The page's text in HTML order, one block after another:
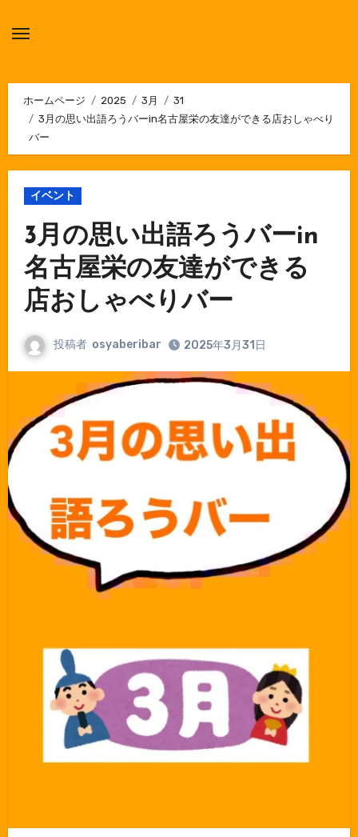
ホームページ 2025 3月
31
3月の思い出語ろうバーin名古屋栄の友達ができる店おしゃべり
バー
イベント
3月の思い出語ろうバーin
名古屋栄の友達ができる
店おしゃべりバー
投稿者 osyaberibar 2025年3月31日